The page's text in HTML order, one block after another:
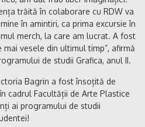
trăită în colaborare cu RDW va
în amintiri, ca prima excursie în
merch, la care am lucrat. A fost
vesele din ultimul timp”, afirmă
de studii Grafica, anul II.
Bagrin a fost însoțită de
cadrul Facultății de Arte Plastice
ai programului de studii